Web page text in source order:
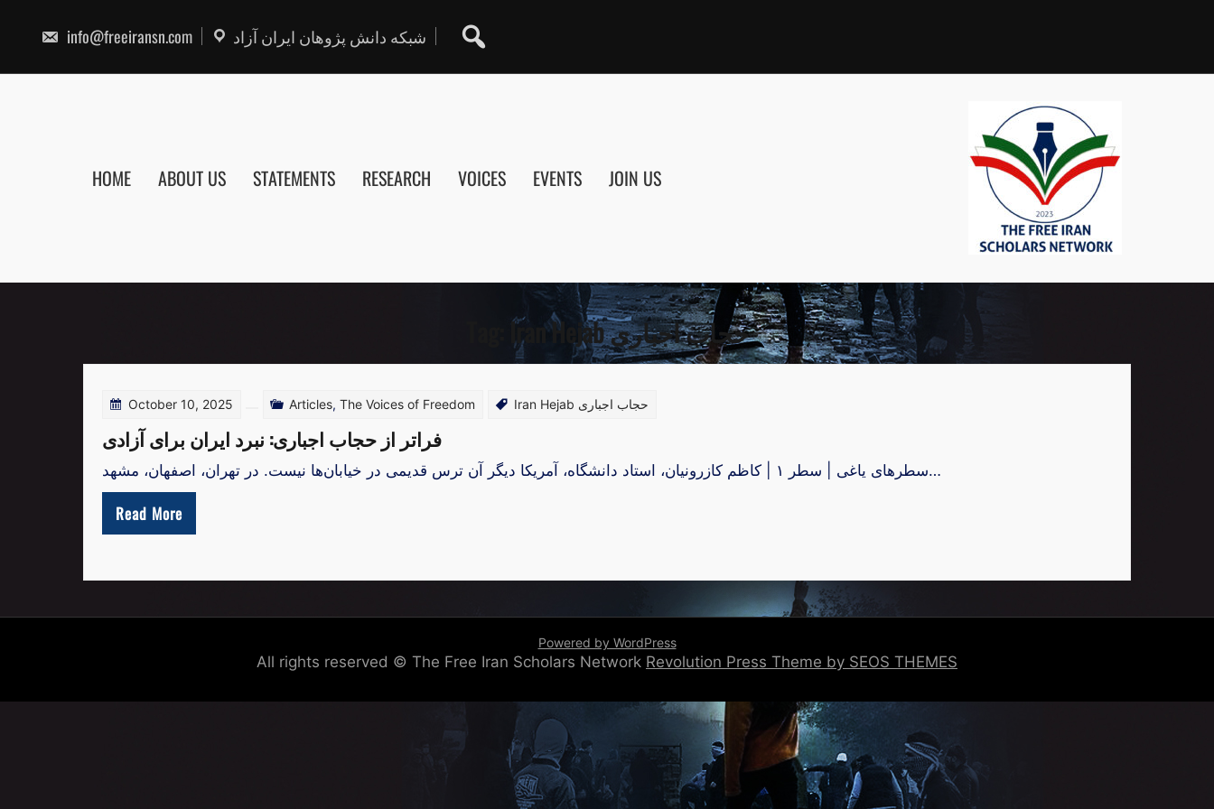
content
info@freeiransn.com شبکه دانش پژوهان ایران آزاد
HOME ABOUT US STATEMENTS RESEARCH VOICES EVENTS JOIN US
Iran Hejab حجاب اجباری
October 10, 2025 Articles, The Voices of Freedom Iran Hejab حجاب اجباری
فراتر از حجاب اجباری: نبرد ایران برای آزادی
سطرهای یاغی | سطر ۱ | کاظم کازرونیان، استاد دانشگاه، آمریکا دیگر آن ترس قدیمی در خیابان‌ها نیست. در تهران، اصفهان، مشهد…
Read More
Powered by WordPress
All rights reserved © The Free Iran Scholars Network Revolution Press Theme by SEOS THEMES